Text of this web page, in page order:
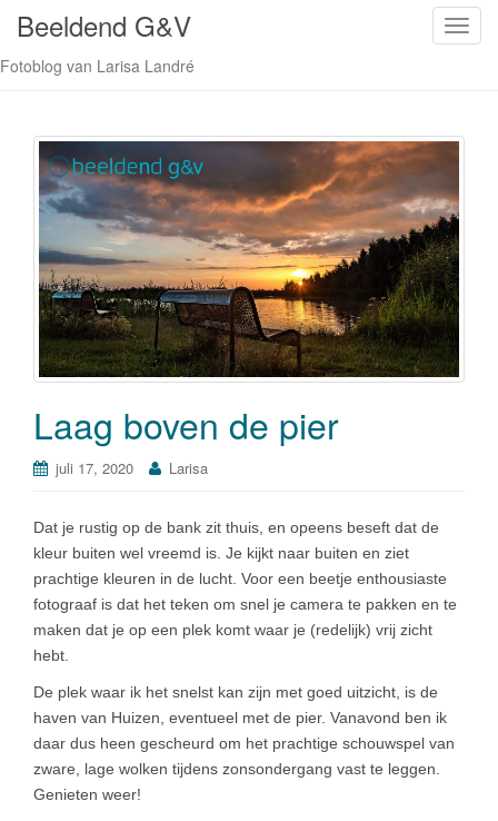
S
k
n
a
v
i
g
t
i
Beeldend G&V
Fotoblog van Larisa Landré
Laag boven de pier
juli 17, 2020 Larisa
Dat je rustig op de bank zit thuis, en opeens beseft dat de
kleur buiten wel vreemd is. Je kijkt naar buiten en ziet
prachtige kleuren in de lucht. Voor een beetje enthousiaste
fotograaf is dat het teken om snel je camera te pakken en te
maken dat je op een plek komt waar je (redelijk) vrij zicht
hebt.
De plek waar ik het snelst kan zijn met goed uitzicht, is de
haven van Huizen, eventueel met de pier. Vanavond ben ik
daar dus heen gescheurd om het prachtige schouwspel van
zware, lage wolken tijdens zonsondergang vast te leggen.
Genieten weer!